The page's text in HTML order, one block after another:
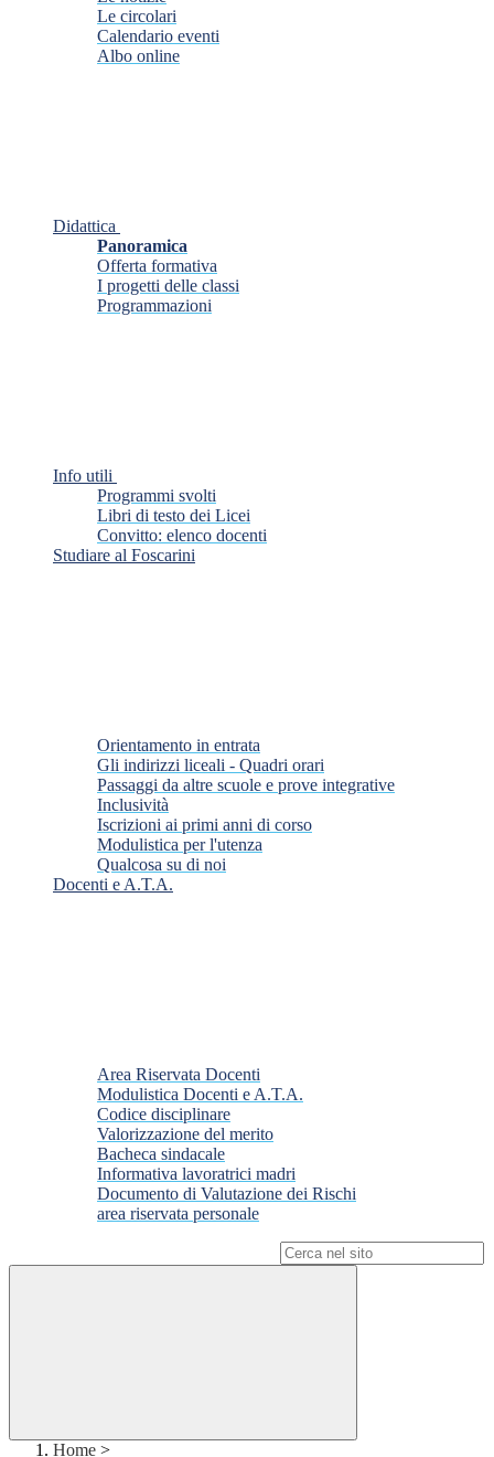
Le circolari
Calendario eventi
Albo online
Didattica
Panoramica
Offerta formativa
I progetti delle classi
Programmazioni
Info utili
Programmi svolti
Libri di testo dei Licei
Convitto: elenco docenti
Studiare al Foscarini
Orientamento in entrata
Gli indirizzi liceali - Quadri orari
Passaggi da altre scuole e prove integrative
Inclusività
Iscrizioni ai primi anni di corso
Modulistica per l'utenza
Qualcosa su di noi
Docenti e A.T.A.
Area Riservata Docenti
Modulistica Docenti e A.T.A.
Codice disciplinare
Valorizzazione del merito
Bacheca sindacale
Informativa lavoratrici madri
Documento di Valutazione dei Rischi
area riservata personale
Home >